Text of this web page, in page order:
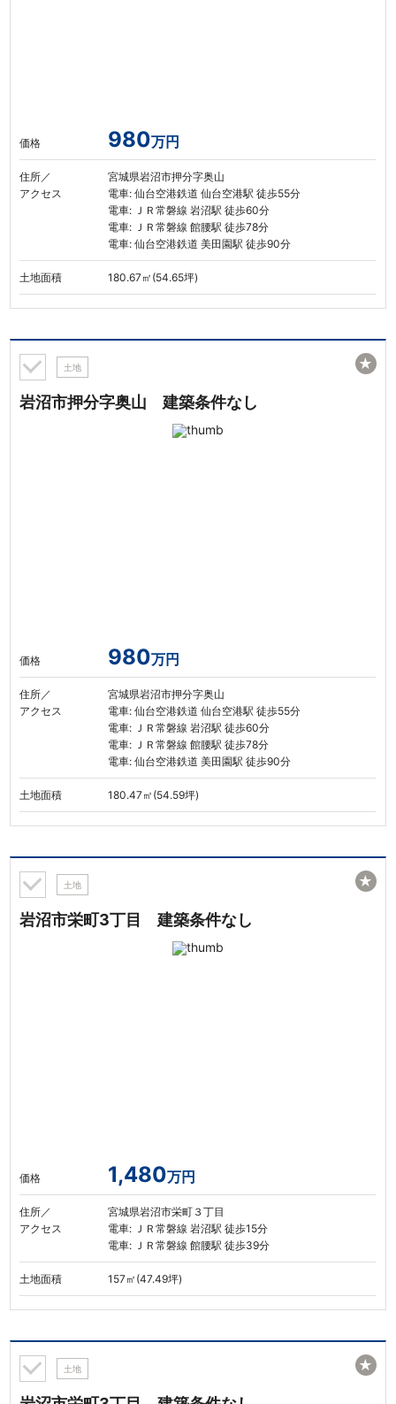
価格 980万円
住所／
アクセス
宮城県岩沼市押分字奥山
電車: 仙台空港鉄道 仙台空港駅 徒歩55分
電車: ＪＲ常磐線 岩沼駅 徒歩60分
電車: ＪＲ常磐線 館腰駅 徒歩78分
電車: 仙台空港鉄道 美田園駅 徒歩90分
土地面積 180.67㎡(54.65坪)
土地
岩沼市押分字奥山 建築条件なし
価格 980万円
住所／
アクセス
宮城県岩沼市押分字奥山
電車: 仙台空港鉄道 仙台空港駅 徒歩55分
電車: ＪＲ常磐線 岩沼駅 徒歩60分
電車: ＪＲ常磐線 館腰駅 徒歩78分
電車: 仙台空港鉄道 美田園駅 徒歩90分
土地面積 180.47㎡(54.59坪)
★
土地
岩沼市栄町3丁目 建築条件なし
価格 1,480万円
住所／
アクセス
宮城県岩沼市栄町３丁目
電車: ＪＲ常磐線 岩沼駅 徒歩15分
電車: ＪＲ常磐線 館腰駅 徒歩39分
土地面積 157㎡(47.49坪)
★
土地 ★